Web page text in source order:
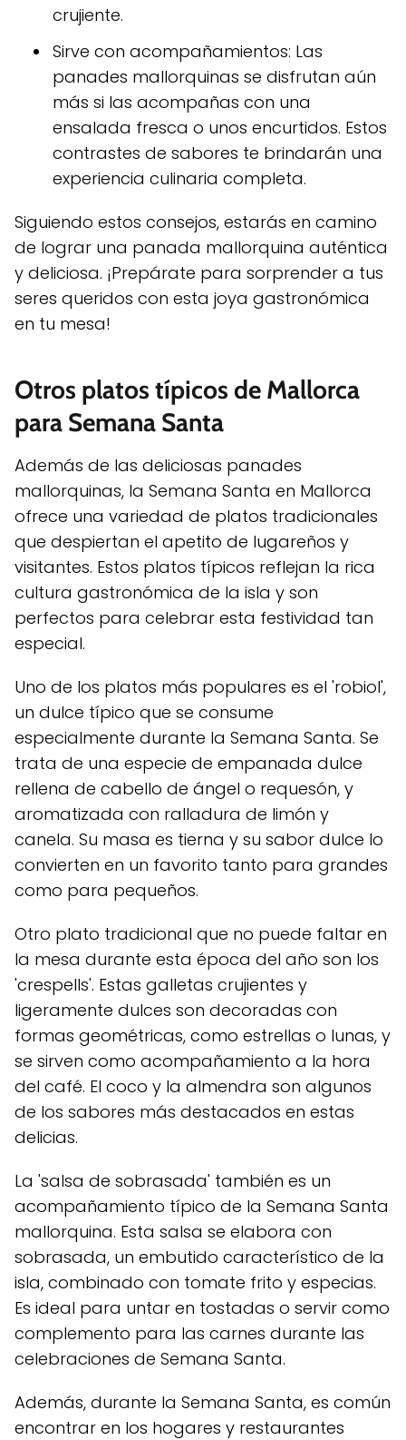
crujiente.
Sirve con acompañamientos: Las
panades mallorquinas se disfrutan aún
más si las acompañas con una
ensalada fresca o unos encurtidos. Estos
contrastes de sabores te brindarán una
experiencia culinaria completa.
Siguiendo estos consejos, estarás en camino
de lograr una panada mallorquina auténtica
y deliciosa. ¡Prepárate para sorprender a tus
seres queridos con esta joya gastronómica
en tu mesa!
Otros platos típicos de Mallorca
para Semana Santa
Además de las deliciosas panades
mallorquinas, la Semana Santa en Mallorca
ofrece una variedad de platos tradicionales
que despiertan el apetito de lugareños y
visitantes. Estos platos típicos reflejan la rica
cultura gastronómica de la isla y son
perfectos para celebrar esta festividad tan
especial.
Uno de los platos más populares es el 'robiol',
un dulce típico que se consume
especialmente durante la Semana Santa. Se
trata de una especie de empanada dulce
rellena de cabello de ángel o requesón, y
aromatizada con ralladura de limón y
canela. Su masa es tierna y su sabor dulce lo
convierten en un favorito tanto para grandes
como para pequeños.
Otro plato tradicional que no puede faltar en
la mesa durante esta época del año son los
'crespells'. Estas galletas crujientes y
ligeramente dulces son decoradas con
formas geométricas, como estrellas o lunas, y
se sirven como acompañamiento a la hora
del café. El coco y la almendra son algunos
de los sabores más destacados en estas
delicias.
La 'salsa de sobrasada' también es un
acompañamiento típico de la Semana Santa
mallorquina. Esta salsa se elabora con
sobrasada, un embutido característico de la
isla, combinado con tomate frito y especias.
Es ideal para untar en tostadas o servir como
complemento para las carnes durante las
celebraciones de Semana Santa.
Además, durante la Semana Santa, es común
encontrar en los hogares y restaurantes